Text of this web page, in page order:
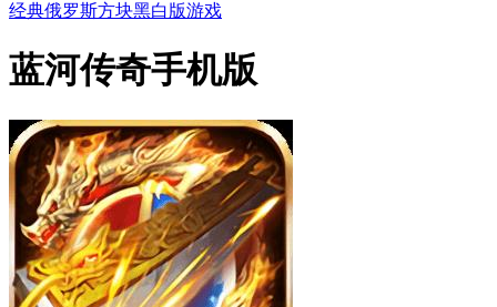
经典俄罗斯方块黑白版游戏
蓝河传奇手机版